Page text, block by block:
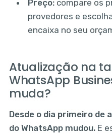
Preço: compare os
provedores e
encaixa no seu
Atualização na
WhatsApp
muda?
Desde o dia primeiro de
do WhatsApp mudou. E